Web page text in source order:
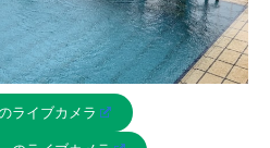
ライブカメラ